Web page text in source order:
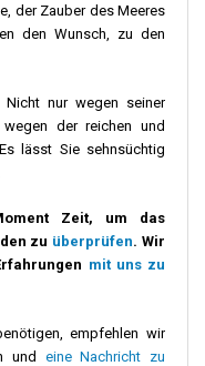
der Zauber des Meeres
den Wunsch, zu den
nur wegen seiner
der reichen und
lässt Sie sehnsüchtig
Zeit, um das
zu überprüfen. Wir
mit uns zu
empfehlen wir
und eine Nachricht zu